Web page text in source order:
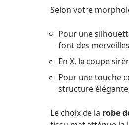
Selon votre
Pour une
font des
En X, la coupe
Pour une touche
structure
Le choix de la robe